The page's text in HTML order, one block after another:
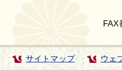
FAX
サイトマップ ウェ